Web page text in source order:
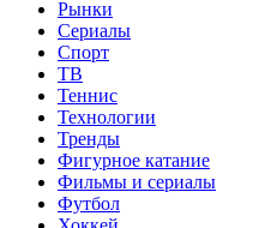
Рынки
Сериалы
Спорт
ТВ
Теннис
Технологии
Тренды
Фигурное катание
Фильмы и сериалы
Футбол